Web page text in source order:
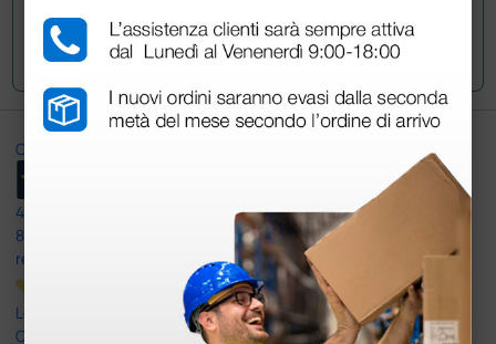
14 giorni dalla sua ricezione. Cordiali saluti
Ottimo
4,6
8.330
recensioni
Le nostre recensioni a 4 e 5 stelle.
Clicca qui per leggerle tutte >